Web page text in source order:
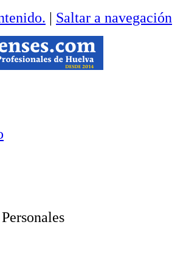
| Saltar a navegación